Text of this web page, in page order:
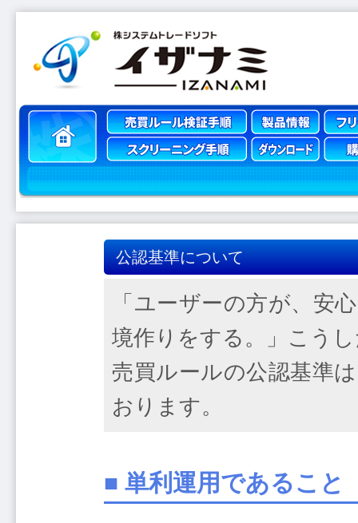
公認基準について
「ユーザーの方が、安
境作りをする。」こう
売買ルールの公認基準
おります。
■ 単利運用であること